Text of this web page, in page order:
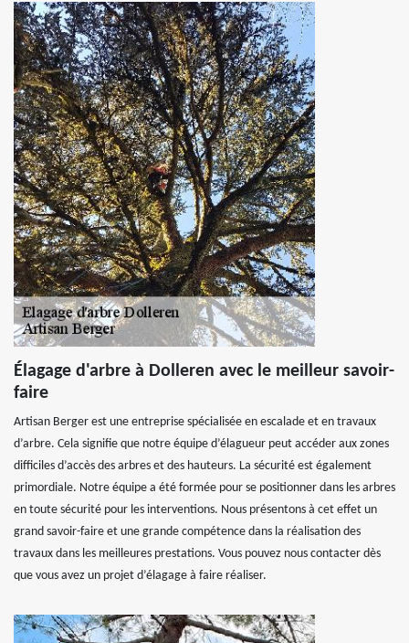
Élagage d'arbre à Dolleren avec le meilleur savoir-
faire
Artisan Berger est une entreprise spécialisée en escalade et en travaux
d’arbre. Cela signifie que notre équipe d’élagueur peut accéder aux zones
difficiles d’accès des arbres et des hauteurs. La sécurité est également
primordiale. Notre équipe a été formée pour se positionner dans les arbres
en toute sécurité pour les interventions. Nous présentons à cet effet un
grand savoir-faire et une grande compétence dans la réalisation des
travaux dans les meilleures prestations. Vous pouvez nous contacter dès
que vous avez un projet d’élagage à faire réaliser.